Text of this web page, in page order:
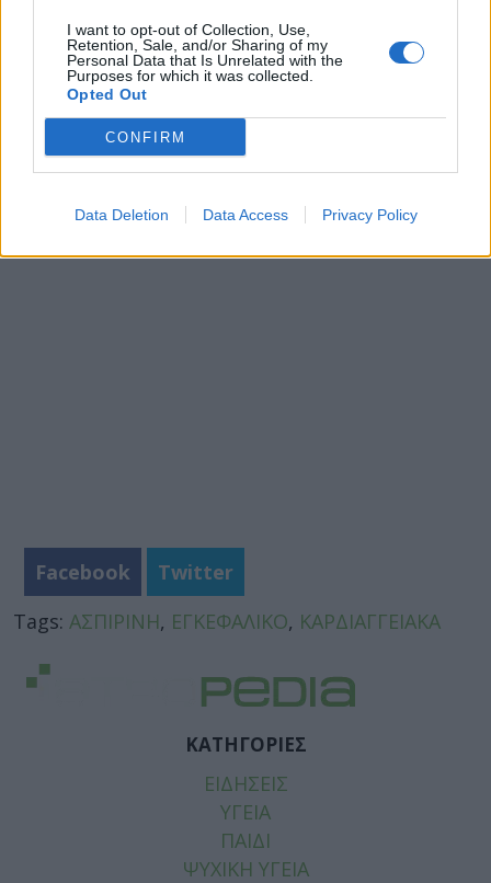
I want to opt-out of Collection, Use,
Retention, Sale, and/or Sharing of my
Personal Data that Is Unrelated with the
Purposes for which it was collected.
Opted Out
CONFIRM
Data Deletion Data Access Privacy Policy
ΔΙΑΒΑΣΤΕ ΕΠΙΣΗΣ:
Απώλεια βάρους: Έρχονται νέα φάρμακα
αδυνατίσματος, με λιγότερες παρενέργειες
Λευκή και καστανή ζάχαρη: Είναι η μία πιο
υγιεινή από την άλλη;
Συσσώρευση τροφίμων (food hoarding): Πού
Facebook
Twitter
Tags: ΑΣΠΙΡΙΝΗ, ΕΓΚΕΦΑΛΙΚΟ, ΚΑΡΔΙΑΓΓΕΙΑΚΑ
ΚΑΤΗΓΟΡΙΕΣ
ΕΙΔΗΣΕΙΣ
ΥΓΕΙΑ
ΠΑΙΔΙ
ΨΥΧΙΚΗ ΥΓΕΙΑ